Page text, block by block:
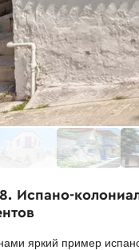
Испано-
яркий пример